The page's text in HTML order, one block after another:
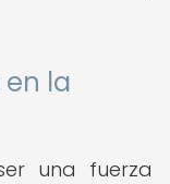
en la
una fuerza